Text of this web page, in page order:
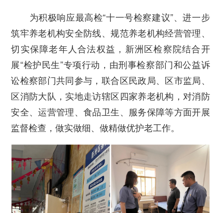
为积极响应最高检“十一号检察建议”、进一步
筑牢养老机构安全防线、规范养老机构经营管理、
切实保障老年人合法权益，新洲区检察院结合开
展“检护民生”专项行动，由刑事检察部门和公益诉
讼检察部门共同参与，联合区民政局、区市监局、
区消防大队，实地走访辖区四家养老机构，对消防
安全、运营管理、食品卫生、服务保障等方面开展
监督检查，做实做细、做精做优护老工作。